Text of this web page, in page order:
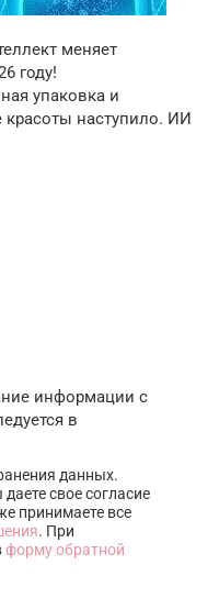
меняет
году!
упаковка и
красоты наступило. ИИ
информации с
в
данных.
свое согласие
принимаете все
. При
форму обратной